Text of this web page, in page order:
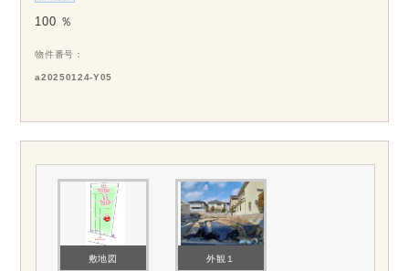
100 ％
物件番号
a20250124-Y05
敷地図 外観１